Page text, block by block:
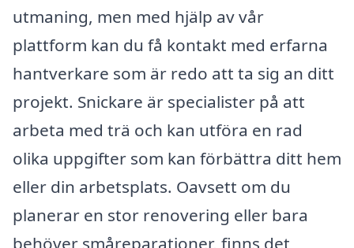
utmaning, men med hjälp av vår
plattform kan du få kontakt med erfarna
hantverkare som är redo att ta sig an ditt
projekt. Snickare är specialister på att
arbeta med trä och kan utföra en rad
olika uppgifter som kan förbättra ditt hem
eller din arbetsplats. Oavsett om du
planerar en stor renovering eller bara
behöver småreparationer, finns det